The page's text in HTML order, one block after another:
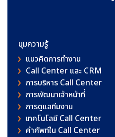
มุมความรู้
แนวคิดการทำงาน
Call Center และ CRM
การบริหาร Call Center
การพัฒนาเจ้าหน้าที่
การดูแลทีมงาน
เทคโนโลยี Call Center
คําศัพท์ใน Call Center